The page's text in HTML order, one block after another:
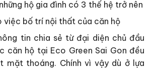
hộ gia đình có 3 thế hệ trở nên
việc bố trí nội thất của căn hộ
tin chia sẻ từ đại diện chủ đầu
căn hộ tại Eco Green Sai Gon đều
mặt thoáng. Chính vì vậy dù ở lựa